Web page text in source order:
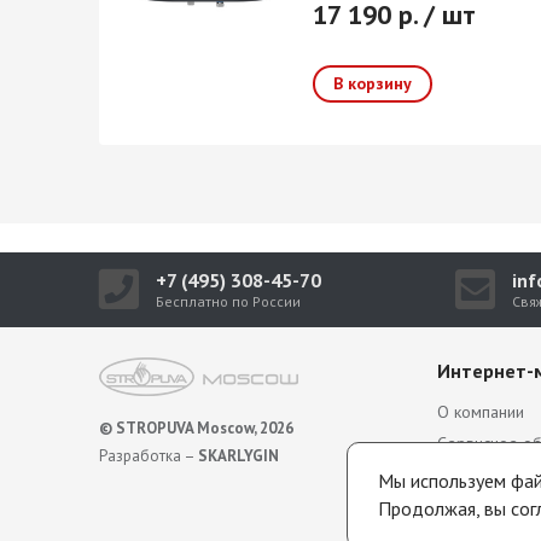
17 190 р. / шт
+7 (495) 308-45-70
Бесплатно по России
Интернет-
О компании
Сервисное
Гарантия
Политика
© STROPUVA Moscow, 2026
Разработка – SKARLYGIN
Мы используем
Продолжая, вы